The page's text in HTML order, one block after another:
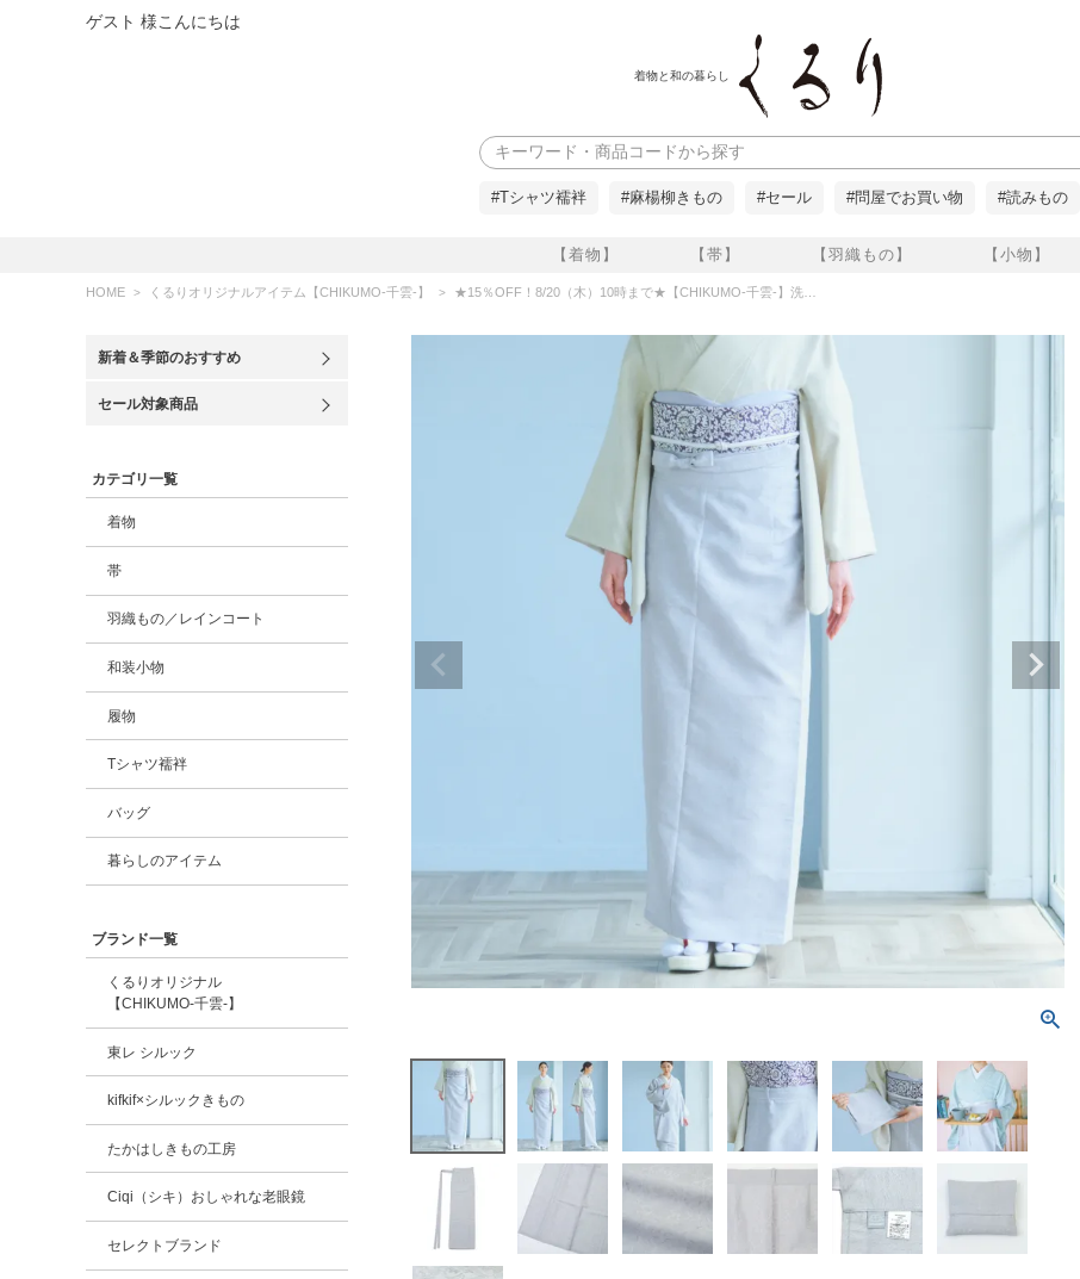
ゲスト 様こんにちは
着物と和の暮らし
【着物】 【帯】 【羽織もの】 【小物】
検索
#Tシャツ襦袢 #麻楊柳きもの #セール #問屋でお買い物 #読みもの
HOME くるりオリジナルアイテム【CHIKUMO-千雲-】 ★15％OFF！8/20（木）10時まで★【CHIKUMO-千雲-】洗える裾除け 更紗 ライトグレー 晴雨兼用 雨コート くるり
新着＆季節のおすすめ
セール対象商品
カテゴリ一覧
着物
帯
羽織もの／レインコート
和装小物
履物
Tシャツ襦袢
バッグ
暮らしのアイテム
ブランド一覧
くるりオリジナル
【CHIKUMO-千雲-】
東レ シルック
kifkif×シルックきもの
たかはしきもの工房
Ciqi（シキ）おしゃれな老眼鏡
セレクトブランド